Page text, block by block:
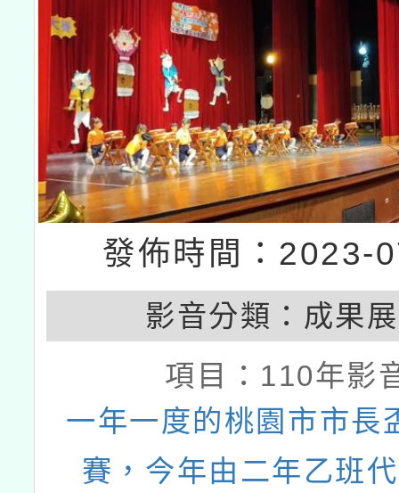
發佈時間：2023-
影音分類： 成果
項目： 110年影
一年一度的桃園市市長
賽，今年由二年乙班